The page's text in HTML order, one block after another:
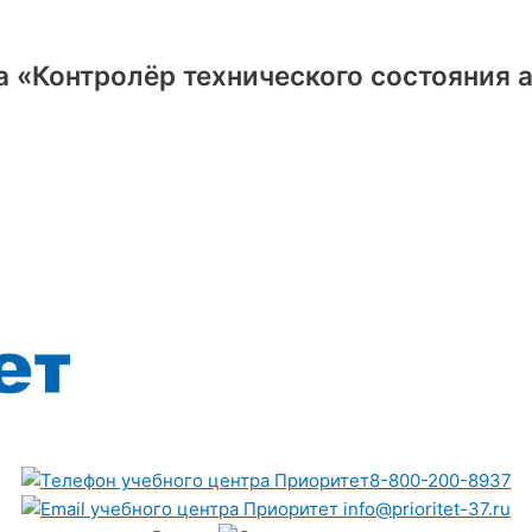
технического
8-800-200-8937
info@prioritet-37.ru